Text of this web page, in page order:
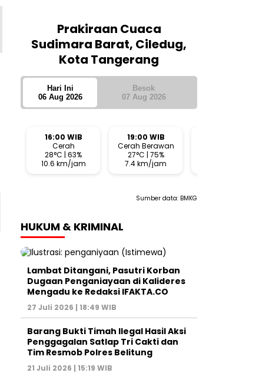
Prakiraan Cuaca
Sudimara Barat, Ciledug,
Kota Tangerang
Hari Ini
06 Aug 2026
Besok
07 Aug 2026
16:00 WIB
Cerah
28°C | 63%
10.6 km/jam
19:00 WIB
Cerah Berawan
27°C | 75%
7.4 km/jam
Sumber data: BMKG
HUKUM & KRIMINAL
Lambat Ditangani, Pasutri Korban
Dugaan Penganiayaan di Kalideres
Mengadu ke Redaksi IFAKTA.CO
27 Juli 2026 | 18:49 WIB
Barang Bukti Timah Ilegal Hasil Aksi
Penggagalan Satlap Tri Cakti dan
Tim Resmob Polres Belitung
21 Juli 2026 | 15:19 WIB